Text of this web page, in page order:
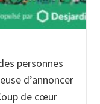
personnes
d’annoncer
de cœur